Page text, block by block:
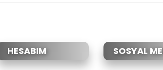
HESABIM SOSYAL